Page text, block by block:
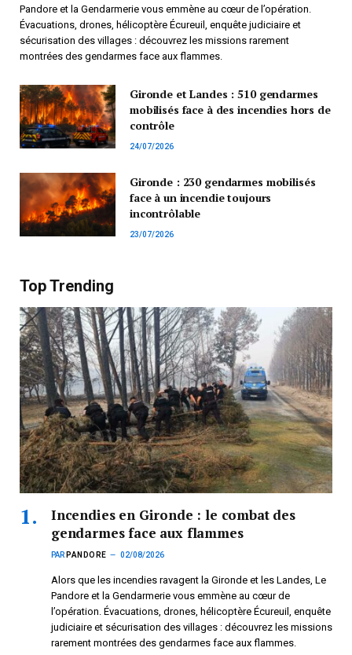
Pandore et la Gendarmerie vous emmène au cœur de l’opération.
Évacuations, drones, hélicoptère Écureuil, enquête judiciaire et
sécurisation des villages : découvrez les missions rarement
montrées des gendarmes face aux flammes.
Gironde et Landes : 510 gendarmes
mobilisés face à des incendies hors de
contrôle
24/07/2026
Gironde : 230 gendarmes mobilisés
face à un incendie toujours
incontrôlable
23/07/2026
Top Trending
Incendies en Gironde : le combat des
gendarmes face aux flammes
PAR PANDORE 02/08/2026
Alors que les incendies ravagent la Gironde et les Landes, Le
Pandore et la Gendarmerie vous emmène au cœur de
l’opération. Évacuations, drones, hélicoptère Écureuil, enquête
judiciaire et sécurisation des villages : découvrez les missions
rarement montrées des gendarmes face aux flammes.